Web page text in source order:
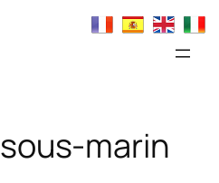
sous-marin